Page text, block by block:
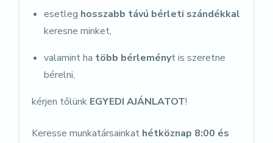
esetleg hosszabb távú bérleti szándékkal
keresne minket,
valamint ha több bérleményt is szeretne
bérelni,
kérjen tőlünk EGYEDI AJÁNLATOT!
Keresse munkatársainkat hétköznap 8:00 és